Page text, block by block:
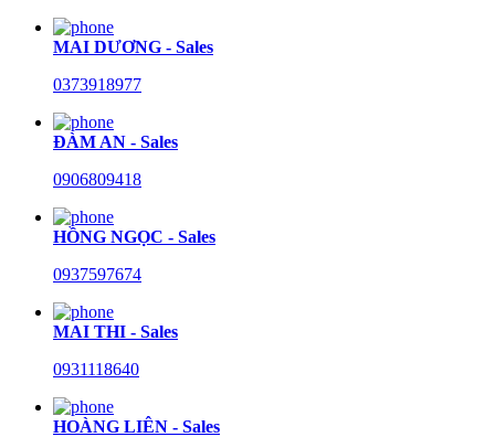
MAI DƯƠNG - Sales
0373918977
ĐÀM AN - Sales
0906809418
HỒNG NGỌC - Sales
0937597674
MAI THI - Sales
0931118640
HOÀNG LIÊN - Sales